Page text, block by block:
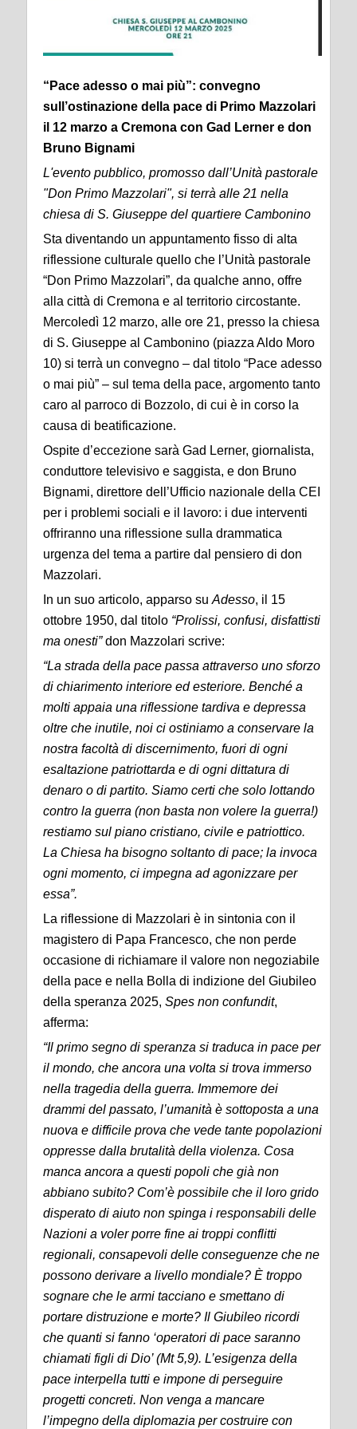
“Pace adesso o mai più”: convegno
sull’ostinazione della pace di Primo Mazzolari
il 12 marzo a Cremona con Gad Lerner e don
Bruno Bignami
L'evento pubblico, promosso dall’Unità pastorale
"Don Primo Mazzolari", si terrà alle 21 nella
chiesa di S. Giuseppe del quartiere Cambonino
Sta diventando un appuntamento fisso di alta
riflessione culturale quello che l’Unità pastorale
“Don Primo Mazzolari”, da qualche anno, offre
alla città di Cremona e al territorio circostante.
Mercoledì 12 marzo, alle ore 21, presso la chiesa
di S. Giuseppe al Cambonino (piazza Aldo Moro
10) si terrà un convegno – dal titolo “Pace adesso
o mai più” – sul tema della pace, argomento tanto
caro al parroco di Bozzolo, di cui è in corso la
causa di beatificazione.
Ospite d’eccezione sarà Gad Lerner, giornalista,
conduttore televisivo e saggista, e don Bruno
Bignami, direttore dell’Ufficio nazionale della CEI
per i problemi sociali e il lavoro: i due interventi
offriranno una riflessione sulla drammatica
urgenza del tema a partire dal pensiero di don
Mazzolari.
In un suo articolo, apparso su Adesso, il 15
ottobre 1950, dal titolo “Prolissi, confusi, disfattisti
ma onesti”don Mazzolari scrive:
“La strada della pace passa attraverso uno sforzo
di chiarimento interiore ed esteriore. Benché a
molti appaia una riflessione tardiva e depressa
oltre che inutile, noi ci ostiniamo a conservare la
nostra facoltà di discernimento, fuori di ogni
esaltazione patriottarda e di ogni dittatura di
denaro o di partito. Siamo certi che solo lottando
contro la guerra (non basta non volere la guerra!)
restiamo sul piano cristiano, civile e patriottico.
La Chiesa ha bisogno soltanto di pace; la invoca
ogni momento, ci impegna ad agonizzare per
essa”.
La riflessione di Mazzolari è in sintonia con il
magistero di Papa Francesco, che non perde
occasione di richiamare il valore non negoziabile
della pace e nella Bolla di indizione del Giubileo
della speranza 2025, Spes non confundit,
afferma:
“Il primo segno di speranza si traduca in pace per
il mondo, che ancora una volta si trova immerso
nella tragedia della guerra. Immemore dei
drammi del passato, l’umanità è sottoposta a una
nuova e difficile prova che vede tante popolazioni
oppresse dalla brutalità della violenza. Cosa
manca ancora a questi popoli che già non
abbiano subito? Com’è possibile che il loro grido
disperato di aiuto non spinga i responsabili delle
Nazioni a voler porre fine ai troppi conflitti
regionali, consapevoli delle conseguenze che ne
possono derivare a livello mondiale? È troppo
sognare che le armi tacciano e smettano di
portare distruzione e morte? Il Giubileo ricordi
che quanti si fanno ‘operatori di pace saranno
chiamati figli di Dio’ (Mt 5,9). L’esigenza della
pace interpella tutti e impone di perseguire
progetti concreti. Non venga a mancare
l’impegno della diplomazia per costruire con